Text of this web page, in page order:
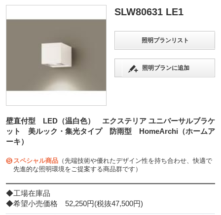
SLW80631 LE1
照明プランリスト
照明プランに追加
壁直付型 LED（温白色） エクステリア ユニバーサルブラケ
ット 美ルック・集光タイプ 防雨型 HomeArchi（ホームア
ーキ）
スペシャル商品 （先端技術や優れたデザイン性を持ち合わせ、快適で
先進的な照明環境をご提案する商品群です）
◆工場在庫品
◆希望小売価格 52,250円(税抜47,500円)